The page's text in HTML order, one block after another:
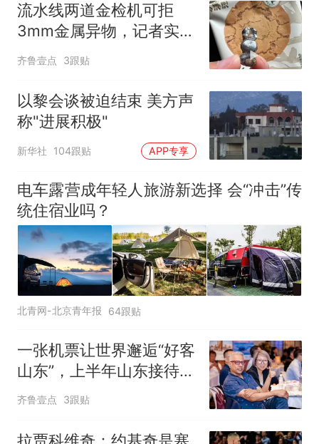
流水线两道金检机可拒
3mm金属异物，记者实探
泸溪河车间！公司回应为
齐鲁壹点 3跟贴
以黎会谈被迫结束 美方声
称"进展积极"
新华社 104跟贴 APP专享
电车露营成年轻人旅游新选择 会“冲击”传
统住宿业吗？
北青网-北京青年报 64跟贴
一张机票让世界邂逅“好客
山东”，上半年山东接待入
境游客增长44.2%
齐鲁壹点 3跟贴
拉贾科维奇：约基奇是塞